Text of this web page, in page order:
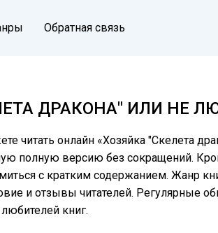
Обратная связь
ДРАКОНА" ИЛИ НЕ
читать онлайн «Хозяйка "Скелета
полную версию без сокращений.
с кратким содержанием. Жанр
и отзывы читателей. Регулярные
книг.